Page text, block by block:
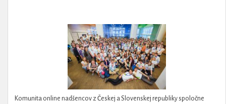
Komunita online nadšencov z Českej a Slovenskej republiky spoločne